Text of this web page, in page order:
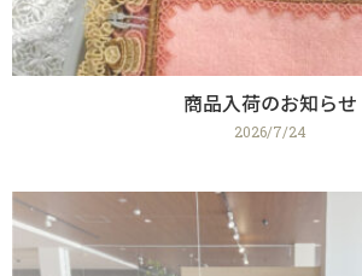
商品入荷のお知らせ
2026/7/24